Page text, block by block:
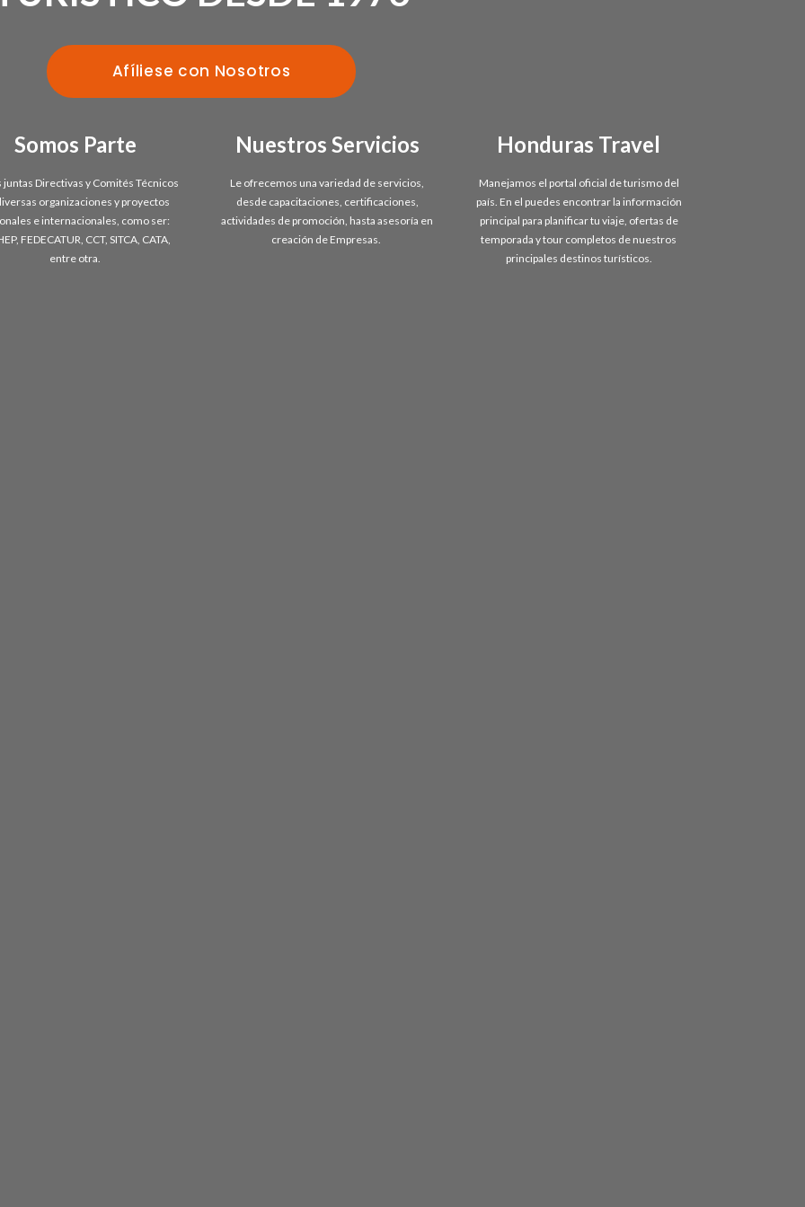
Afíliese con Nosotros
Somos Parte
juntas Directivas y Comités Técnicos
organizaciones y proyectos
e internacionales, como ser:
FEDECATUR, CCT, SITCA, CATA,
entre otra.
Nuestros Servicios
Le ofrecemos una variedad de servicios,
desde capacitaciones, certificaciones,
actividades de promoción, hasta asesoría en
creación de Empresas.
Honduras Travel
Manejamos el portal oficial de turismo del
país. En el puedes encontrar la información
principal para planificar tu viaje, ofertas de
temporada y tour completos de nuestros
principales destinos turísticos.